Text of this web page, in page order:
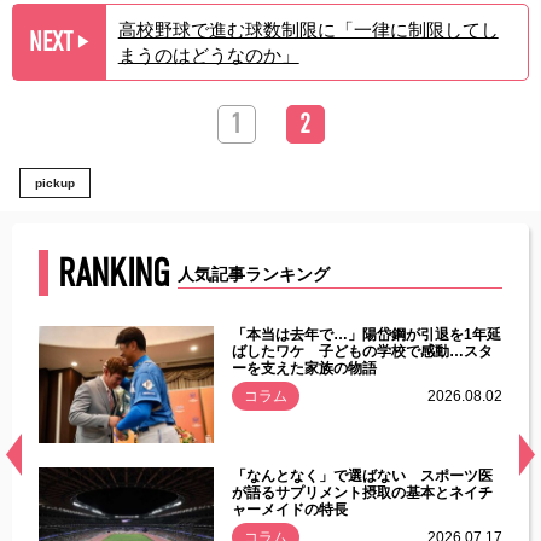
NEXT ▶︎
高校野球で進む球数制限に「一律に制限してし
まうのはどうなのか」
1 2
pickup
RANKING 人気記事ランキング
常
「本当は去年で…」陽岱鋼が引退を1年延
ばしたワケ 子どもの学校で感動…スタ
ーを支えた家族の物語
コラム
2026.08.02
「なんとなく」で選ばない スポーツ医
が語るサプリメント摂取の基本とネイチ
ャーメイドの特長
コラム
2026.07.17